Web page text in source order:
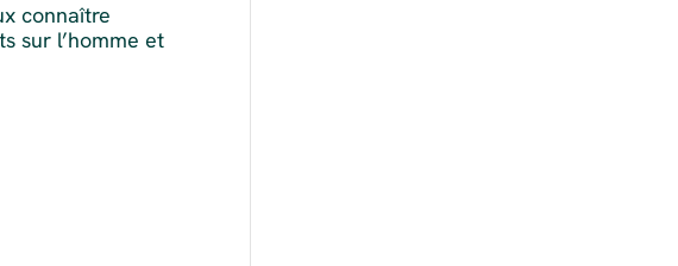
connaître
sur l’homme et